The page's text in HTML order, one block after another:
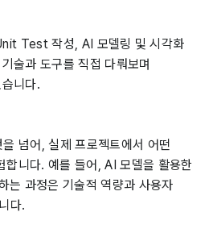
Test 작성, AI 모델링 및 시각화
술과 도구를 직접 다뤄보며
니다.
넘어, 실제 프로젝트에서 어떤
합니다. 예를 들어, AI 모델을 활용한
는 과정은 기술적 역량과 사용자
다.